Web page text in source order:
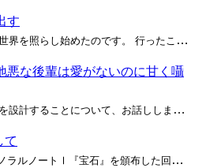
す
そうして、インターネットが世界を照らし始めたのです。 行ったことのない街の地図、知らない遊園地の遠景写真、ずっと来たかった観光地、初めて読む小説の冒頭、無料配布のおもちゃカタログ、再放送で流れる商店街の紹介番組、新学期に配られる教科書、薄暗い理科準備室、やらなかったゲームの中古...
悪な後輩は愛がないのに甘く囁
この記事では「搾取」の理由を設計することについて、お話しします。 2018年に搾取のススメで示したとおり、いわゆる
て
先日COMITIA156で合同誌モノラルノートⅠ『宝石』を頒布した回について、本誌の制作や即売会までの準備、当日の様子などを書き残しておきます。 モノラルノートの基本的な計画や位置付け、今後の展望については、立ち上げにあたって書かれた合同誌「モノラルノート」の立ち上げによせてが...